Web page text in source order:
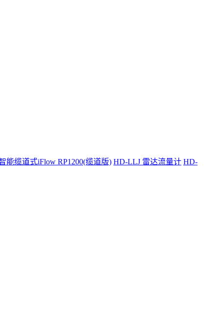
能缆道式iFlow RP1200(缆道版) HD-LLJ 雷达流量计 HD-